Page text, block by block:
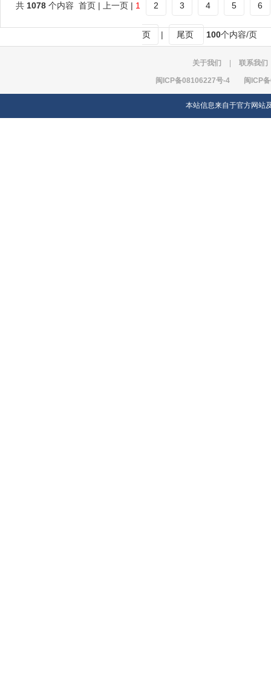
共 1078 个内容 首页 | 上一页 | 1 2 3 4 5 6
页 | 尾页 100个内容/页
关于我们 联系我们
闽ICP备08106227号-4 闽ICP
本站信息来自于官方网站